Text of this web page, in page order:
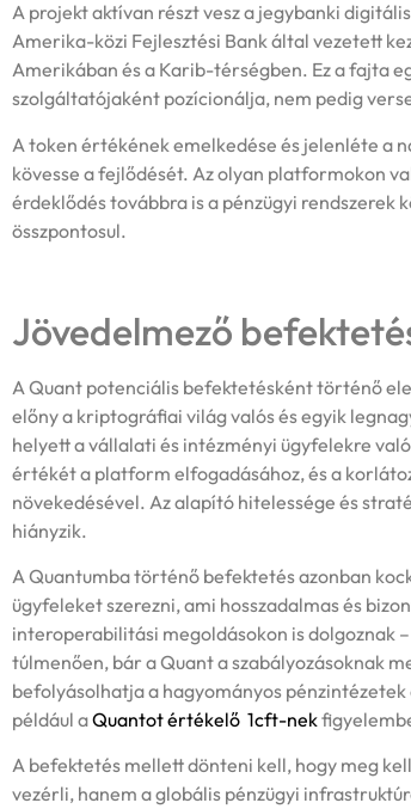
A projekt aktívan részt vesz a jegybanki
Amerika-közi Fejlesztési Bank által vezetett
Amerikában és a Karib-térségben. Ez a fajta
szolgáltatójaként pozícionálja, nem pedig
A token értékének emelkedése és jelenléte a
kövesse a fejlődését. Az olyan platformokon
érdeklődés továbbra is a pénzügyi
összpontosul.
Jövedelmező
A Quant potenciális befektetésként történő
előny a kriptográfiai világ valós és egyik
helyett a vállalati és intézményi ügyfelekre
értékét a platform elfogadásához, és a
növekedésével. Az alapító hitelessége és
hiányzik.
A Quantumba történő befektetés azonban
ügyfeleket szerezni, ami hosszadalmas és
interoperabilitási megoldásokon is dolgoznak
túlmenően, bár a Quant a szabályozásoknak
befolyásolhatja a hagyományos
például aQuantot értékelő 1cft-nek
A befektetés mellett dönteni kell, hogy meg
vezérli, hanem a globális pénzügyi